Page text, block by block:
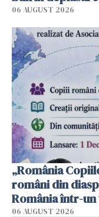
06 AUGUST 2026
„România
români din
România într-
06 AUGUST 2026